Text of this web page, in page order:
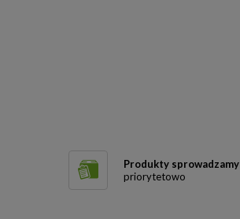
Produkty sprowadzamy
priorytetowo